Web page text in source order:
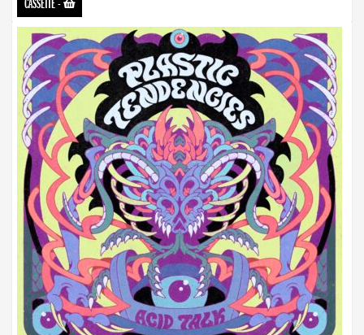
CASSETTE-